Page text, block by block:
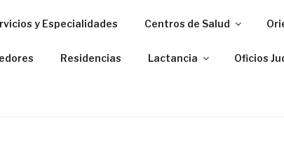
y Especialidades Centros de Salud
Residencias Lactancia Oficios